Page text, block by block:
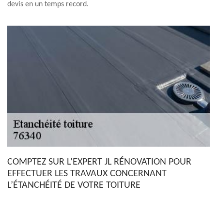
devis en un temps record.
COMPTEZ SUR L’EXPERT JL RÉNOVATION POUR
EFFECTUER LES TRAVAUX CONCERNANT
L’ÉTANCHÉITÉ DE VOTRE TOITURE